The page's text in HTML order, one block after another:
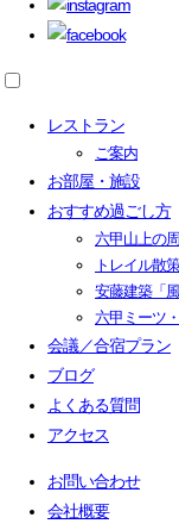
レストラン
ご案内
お部屋・施設
おすすめ過ごし方
六甲山上の
トレイル散策
安藤建築「
六甲ミーツ
会議／合宿プラン
ブログ
よくある質問
アクセス
お問い合わせ
会社概要